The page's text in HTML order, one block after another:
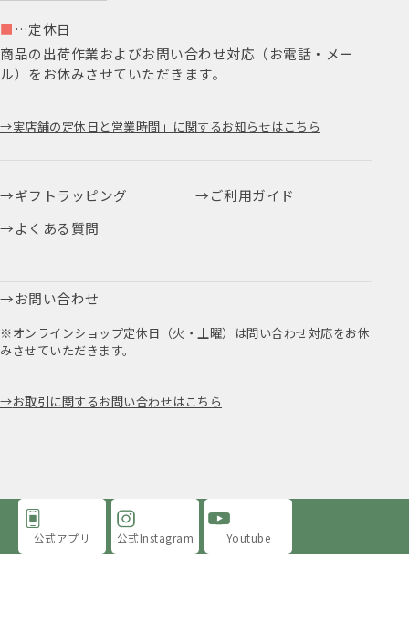
■ …定休日
商品の出荷作業およびお問い合わせ対応（お電話・メー
ル）をお休みさせていただきます。
実店舗の定休日と営業時間」に関するお知らせはこちら
ギフトラッピング
ご利用ガイド
よくある質問
お問い合わせ
※オンラインショップ定休日（火・土曜）は問い合わせ対応をお休
みさせていただきます。
お取引に関するお問い合わせはこちら
公式アプリ 公式Instagram Youtube